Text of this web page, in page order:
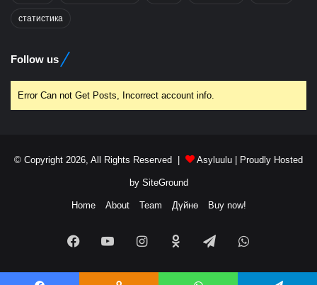
статистика
Follow us
Error Can not Get Posts, Incorrect account info.
© Copyright 2026, All Rights Reserved | Asyluulu | Proudly Hosted
by SiteGround
Home About Team Дүйнө Buy now!
FacebookYouTubeInstagramOdnoklassniki
TelegramWhatsApp